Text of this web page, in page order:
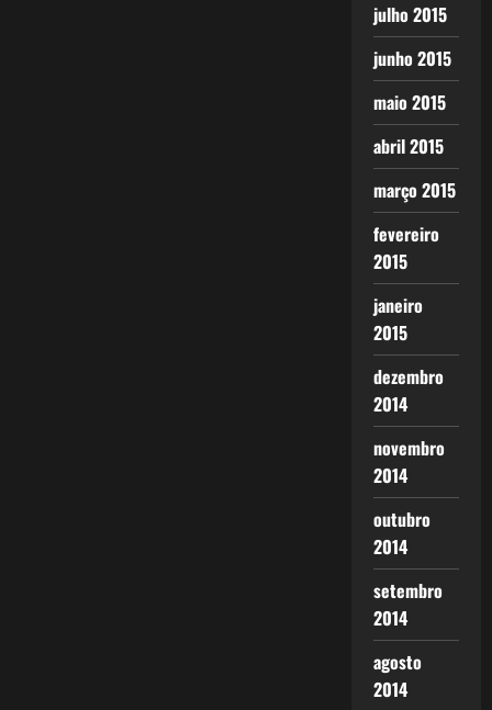
julho 2015
junho 2015
maio 2015
abril 2015
março 2015
fevereiro
2015
janeiro
2015
dezembro
2014
novembro
2014
outubro
2014
setembro
2014
agosto
2014